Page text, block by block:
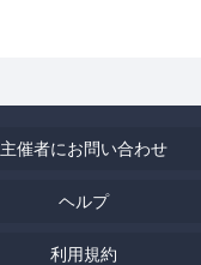
主催者にお問い合わせ
ヘルプ
利用規約